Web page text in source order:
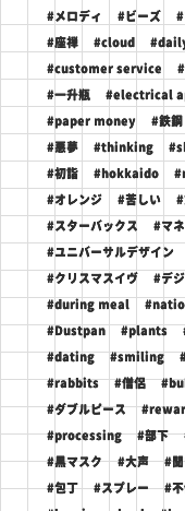
#メロディ #ビーズ #
#座禅 #cloud
#customer service
#一升瓶 #electrical
#paper money #鉄鋼
#悪夢 #thinking
#初詣 #hokkaido
#オレンジ #苦しい #
#スターバックス #マ
#ユニバーサルデザイン
#クリスマスイヴ #デ
#during meal
#Dustpan #plants
#dating #smiling
#rabbits #僧侶
#ダブルピース
#processing #部下
#黒マスク #大声 #聞
#包丁 #スプレー #不